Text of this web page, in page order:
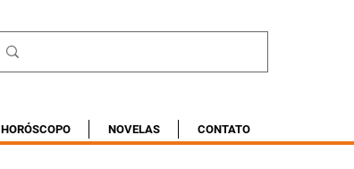
HORÓSCOPO NOVELAS CONTATO